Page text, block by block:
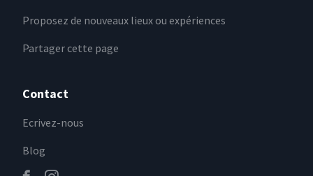
Proposez de nouveaux lieux ou expériences
Partager cette page
Contact
Ecrivez-nous
Blog